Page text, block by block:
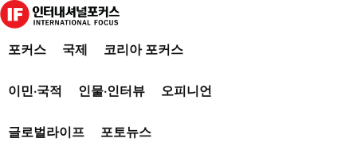
포커스 국제 코리아 포커스
이민·국적 인물·인터뷰 오피니언
글로벌라이프 포토뉴스